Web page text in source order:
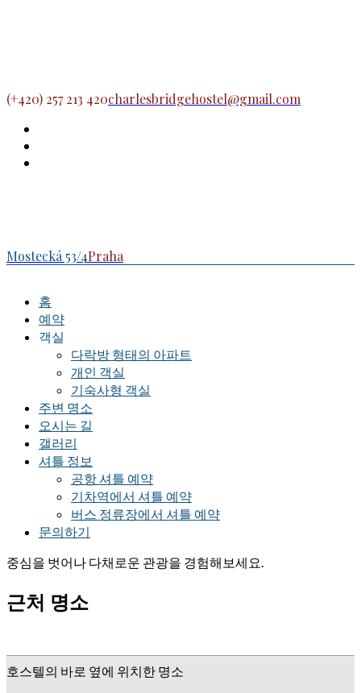
(+420) 257 213 420charlesbridgehostel@gmail.com
Mostecká 53/4Praha
홈
예약
객실
다락방 형태의 아파트
개인 객실
기숙사형 객실
주변 명소
오시는 길
갤러리
셔틀 정보
공항 셔틀 예약
기차역에서 셔틀 예약
버스 정류장에서 셔틀 예약
문의하기
중심을 벗어나 다채로운 관광을 경험해보세요.
근처 명소
호스텔의 바로 옆에 위치한 명소